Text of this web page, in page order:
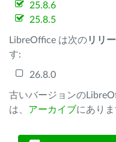
25.8.6
25.8.5
LibreOffice は次のリリ
す:
26.8.0
古いバージョンの
は、 アーカイブにありま